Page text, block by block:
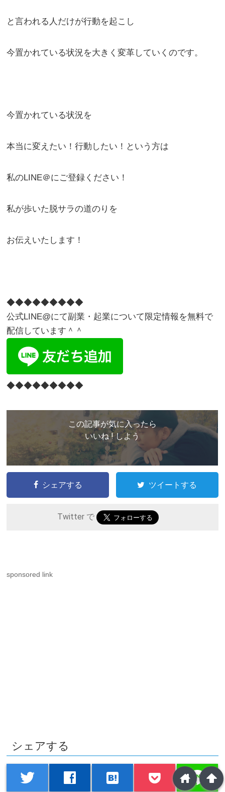
と言われる人だけが行動を起こし
今置かれている状況を大きく変革していくのです。
今置かれている状況を
本当に変えたい！行動したい！という方は
私のLINE＠にご登録ください！
私が歩いた脱サラの道のりを
お伝えいたします！
◆◆◆◆◆◆◆◆◆
公式LINE@にて副業・起業について限定情報を無料で
配信しています＾＾
◆◆◆◆◆◆◆◆◆
この記事が気に入ったら
いいね ! しよう
シェアする ツイートする
Twitter で
sponsored link
シェアする
twitter facebook hatenabookmark linearrowup
home